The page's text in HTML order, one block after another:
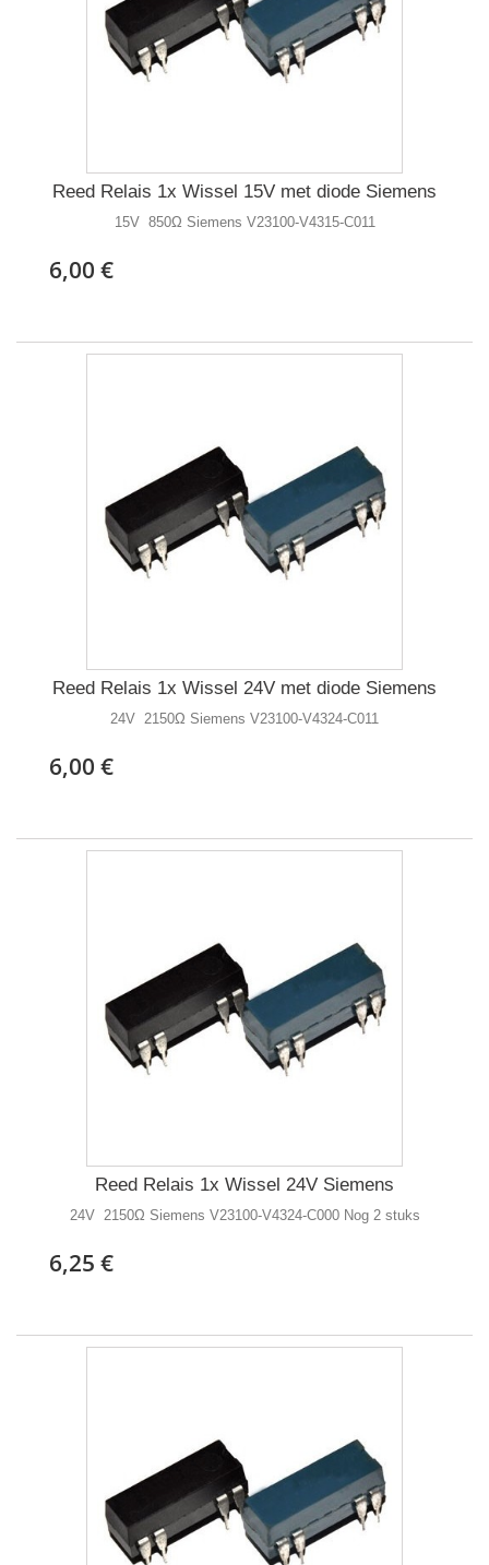
Reed Relais 1x Wissel 15V met diode Siemens
15V 850Ω Siemens V23100-V4315-C011
6,00 €
Reed Relais 1x Wissel 24V met diode Siemens
24V 2150Ω Siemens V23100-V4324-C011
6,00 €
Reed Relais 1x Wissel 24V Siemens
24V 2150Ω Siemens V23100-V4324-C000 Nog 2 stuks
6,25 €